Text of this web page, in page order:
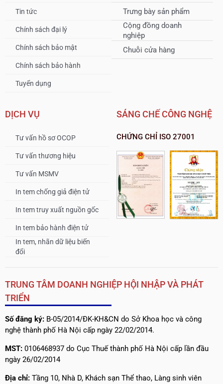
Tin tức
Chính sách đại lý
Chính sách bảo mật
Chính sách bảo hành
Tuyển dụng
Trưng bày sản phẩm
Cộng đồng doanh
nghiệp
Chuỗi cửa hàng
DỊCH VỤ
Tư vấn hồ sơ OCOP
Tư vấn thương hiệu
Tư vấn MSMV
In tem chống giả điện tử
In tem truy xuất nguồn gốc
In tem bảo hành điện tử
In tem, nhãn dữ liệu biến
đổi
SÁNG CHẾ CÔNG NGHỆ
CHỨNG CHỈ ISO 27001
TRUNG TÂM DOANH NGHIỆP HỘI NHẬP VÀ PHÁT
TRIỂN
Số đăng ký: B-05/2014/ĐK-KH&CN do Sở Khoa học và công
nghệ thành phố Hà Nội cấp ngày 22/02/2014.
MST: 0106468937 do Cục Thuế thành phố Hà Nội cấp lần đầu
ngày 26/02/2014
Địa chỉ: Tầng 10, Nhà D, Khách sạn Thể thao, Làng sinh viên